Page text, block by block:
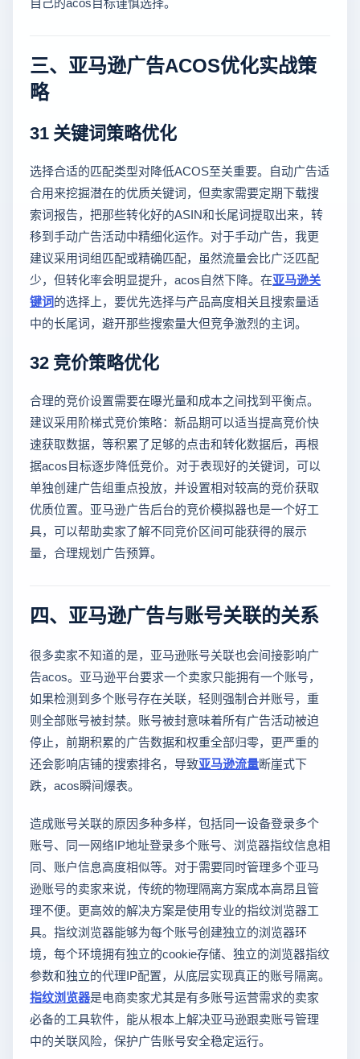
三、亚马逊广告ACOS优化实战策
略
31 关键词策略优化
选择合适的匹配类型对降低ACOS至关重要。自动广告适
合用来挖掘潜在的优质关键词，但卖家需要定期下载搜
索词报告，把那些转化好的ASIN和长尾词提取出来，转
移到手动广告活动中精细化运作。对于手动广告，我更
建议采用词组匹配或精确匹配，虽然流量会比广泛匹配
少，但转化率会明显提升，acos自然下降。在亚马逊关
键词的选择上，要优先选择与产品高度相关且搜索量适
中的长尾词，避开那些搜索量大但竞争激烈的主词。
32 竞价策略优化
合理的竞价设置需要在曝光量和成本之间找到平衡点。
建议采用阶梯式竞价策略：新品期可以适当提高竞价快
速获取数据，等积累了足够的点击和转化数据后，再根
据acos目标逐步降低竞价。对于表现好的关键词，可以
单独创建广告组重点投放，并设置相对较高的竞价获取
优质位置。亚马逊广告后台的竞价模拟器也是一个好工
具，可以帮助卖家了解不同竞价区间可能获得的展示
量，合理规划广告预算。
四、亚马逊广告与账号关联的关系
很多卖家不知道的是，亚马逊账号关联也会间接影响广
告acos。亚马逊平台要求一个卖家只能拥有一个账号，
如果检测到多个账号存在关联，轻则强制合并账号，重
则全部账号被封禁。账号被封意味着所有广告活动被迫
停止，前期积累的广告数据和权重全部归零，更严重的
还会影响店铺的搜索排名，导致亚马逊流量断崖式下
跌，acos瞬间爆表。
造成账号关联的原因多种多样，包括同一设备登录多个
账号、同一网络IP地址登录多个账号、浏览器指纹信息相
同、账户信息高度相似等。对于需要同时管理多个亚马
逊账号的卖家来说，传统的物理隔离方案成本高昂且管
理不便。更高效的解决方案是使用专业的指纹浏览器工
具。指纹浏览器能够为每个账号创建独立的浏览器环
境，每个环境拥有独立的cookie存储、独立的浏览器指纹
参数和独立的代理IP配置，从底层实现真正的账号隔离。
指纹浏览器是电商卖家尤其是有多账号运营需求的卖家
必备的工具软件，能从根本上解决亚马逊跟卖账号管理
中的关联风险，保护广告账号安全稳定运行。